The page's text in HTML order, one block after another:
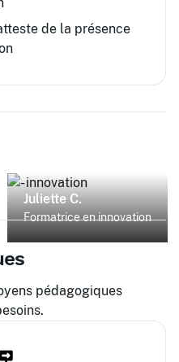
de la présence
Juliette C.
Formatrice en innovation
pédagogiques